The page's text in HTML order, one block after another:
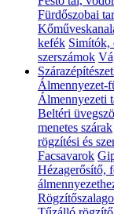
Fürdőszobai
kefék Simítók,
szerszámok
Álmennyezet-
Álmennyezeti
Beltéri
menetes szárak
rögzítési és
Facsavarok
Hézagerősítő,